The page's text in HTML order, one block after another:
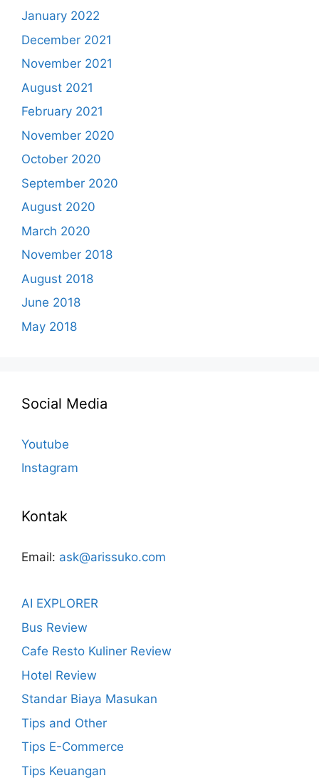
January 2022
December 2021
November 2021
August 2021
February 2021
November 2020
October 2020
September 2020
August 2020
March 2020
November 2018
August 2018
June 2018
May 2018
Social Media
Youtube
Instagram
Kontak
Email: ask@arissuko.com
AI EXPLORER
Bus Review
Cafe Resto Kuliner Review
Hotel Review
Standar Biaya Masukan
Tips and Other
Tips E-Commerce
Tips Keuangan